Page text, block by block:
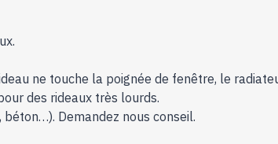
ne touche la poignée de fenêtre, le
des rideaux très lourds.
Demandez nous conseil.